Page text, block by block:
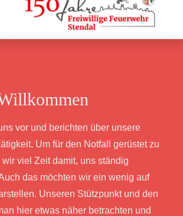
vor und berichten über unsere
Um für den Notfall gerüstet zu
viel Zeit damit, uns ständig
das möchten wir ein wenig auf
Unseren Stützpunkt und den
hier etwas näher betrachten und